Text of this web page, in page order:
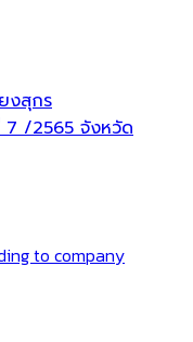
งสุกร
/2565 จังหวัด
to company